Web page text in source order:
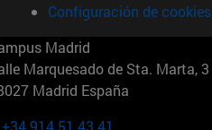
Configuración de cookies
Madrid
Marquesado de Sta. Marta, 3
Madrid España
+34 914 51 43 41